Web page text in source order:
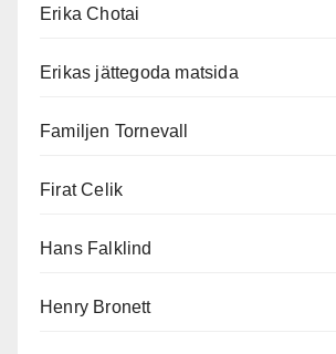
Erika Chotai
Erikas jättegoda matsida
Familjen Tornevall
Firat Celik
Hans Falklind
Henry Bronett